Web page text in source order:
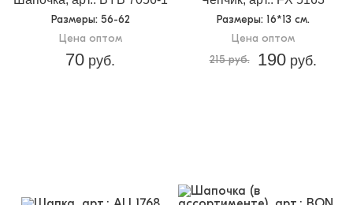
Размеры: 56-62
Цена оптом
70 руб.
Размеры: 16*13 см.
Цена оптом
215 руб.
190руб.